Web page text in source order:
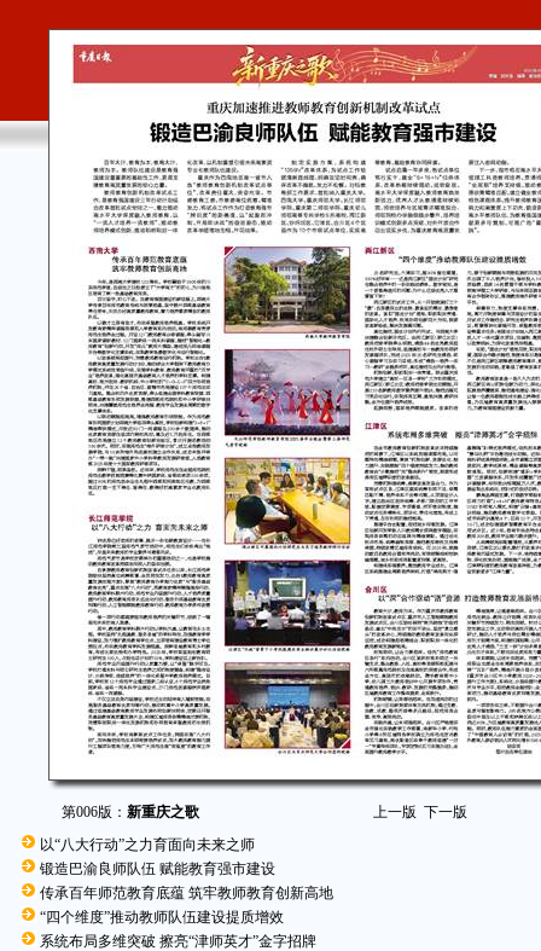
第006版：新重庆之歌 上一版 下一版
以“八大行动”之力育面向未来之师
锻造巴渝良师队伍 赋能教育强市建设
传承百年师范教育底蕴 筑牢教师教育创新高地
“四个维度”推动教师队伍建设提质增效
系统布局多维突破 擦亮“津师英才”金字招牌